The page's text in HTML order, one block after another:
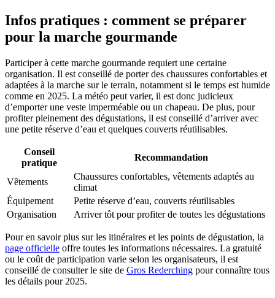
Infos pratiques : comment se préparer
pour la marche gourmande
Participer à cette marche gourmande requiert une certaine
organisation. Il est conseillé de porter des chaussures confortables et
adaptées à la marche sur le terrain, notamment si le temps est humide
comme en 2025. La météo peut varier, il est donc judicieux
d’emporter une veste imperméable ou un chapeau. De plus, pour
profiter pleinement des dégustations, il est conseillé d’arriver avec
une petite réserve d’eau et quelques couverts réutilisables.
Conseil
pratique
Recommandation
Vêtements
Chaussures confortables, vêtements adaptés au
climat
Équipement
Petite réserve d’eau, couverts réutilisables
Organisation
Arriver tôt pour profiter de toutes les dégustations
Pour en savoir plus sur les itinéraires et les points de dégustation, la
page officielle offre toutes les informations nécessaires. La gratuité
ou le coût de participation varie selon les organisateurs, il est
conseillé de consulter le site de Gros Rederching pour connaître tous
les détails pour 2025.